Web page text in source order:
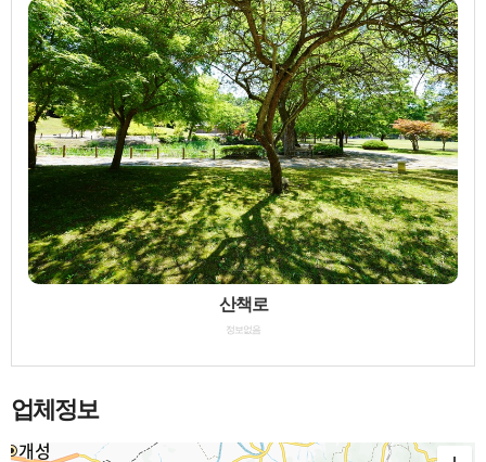
산책로
정보없음
업체정보